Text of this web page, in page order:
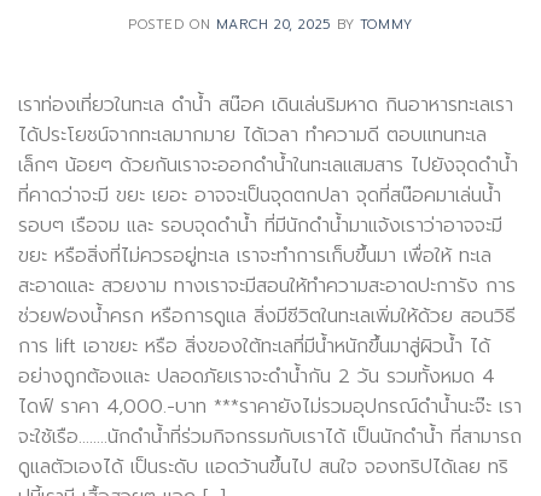
POSTED ON MARCH 20, 2025 BY TOMMY
เราท่องเที่ยวในทะเล ดำน้ำ สน๊อค เดินเล่นริมหาด กินอาหารทะเลเรา
ได้ประโยชน์จากทะเลมากมาย ได้เวลา ทำความดี ตอบแทนทะเล
เล็กๆ น้อยๆ ด้วยกันเราจะออกดำน้ำในทะเลแสมสาร ไปยังจุดดำน้ำ
ที่คาดว่าจะมี ขยะ เยอะ อาจจะเป็นจุดตกปลา จุดที่สน๊อคมาเล่นน้ำ
รอบๆ เรือจม และ รอบจุดดำน้ำ ที่มีนักดำน้ำมาแจ้งเราว่าอาจจะมี
ขยะ หรือสิ่งที่ไม่ควรอยู่ทะเล เราจะทำการเก็บขึ้นมา เพื่อให้ ทะเล
สะอาดและ สวยงาม ทางเราจะมีสอนให้ทำความสะอาดปะการัง การ
ช่วยฟองน้ำครก หรือการดูแล สิ่งมีชีวิตในทะเลเพิ่มให้ด้วย สอนวิธี
การ lift เอาขยะ หรือ สิ่งของใต้ทะเลที่มีน้ำหนักขึ้นมาสู่ผิวน้ำ ได้
อย่างถูกต้องและ ปลอดภัยเราจะดำน้ำกัน 2 วัน รวมทั้งหมด 4
ไดฟ์ ราคา 4,000.-บาท ***ราคายังไม่รวมอุปกรณ์ดำน้ำนะจ๊ะ เรา
จะใช้เรือ……..นักดำน้ำที่ร่วมกิจกรรมกับเราได้ เป็นนักดำน้ำ ที่สามารถ
ดูแลตัวเองได้ เป็นระดับ แอดว้านขึ้นไป สนใจ จองทริปได้เลย ทริ